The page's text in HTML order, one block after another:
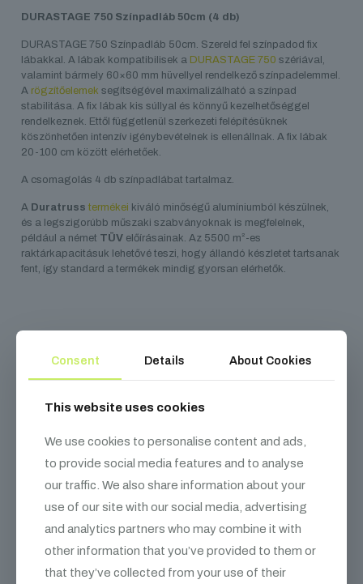
DURASTAGE 750 Színpadláb 50cm (4 db)
DURASTAGE 750 Színpadláb 50cm. Szereld fel színpadod fix
lábakkal. A lábak kompatibilisek a DURASTAGE 750 szériával,
valamint bármely 60×60 mm hüvellyel rendelkező színpadelemmel.
A rögzítőelemek segítségével maximalizálható a színpad
stabilitása. A fix lábak kis súllyal és könnyű kezelhetőséggel
rendelkeznek. Ettől függetlenül szerkezeti felépítésüknek
köszönhetően intenzív igénybevételnek is ellenállnak. A fix lábak
20-100 cm között elérhetőek.
A csomagolás 4 db színpadlábat tartalmaz.
A Duratruss termékei kiváló minőségű alumíniumból készülnek,
és a legszigorúbb műszaki szabványoknak is megfelelnek,
például a német TÜV előírásainak. Az 5500 m²-es
raktárkapacitásuk lehetővé teszi, hogy állandó készletet tartsanak
fent, így standard a termékek mindig gyorsan elérhetők.
Kapcsolódótermékek
Consent Details About Cookies
This website uses cookies
We use cookies to personalise content and ads,
to provide social media features and to analyse
our traffic. We also share information about your
use of our site with our social media, advertising
and analytics partners who may combine it with
other information that you’ve provided to them or
that they’ve collected from your use of their